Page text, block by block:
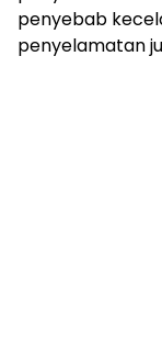
penyebab
penyelamatan